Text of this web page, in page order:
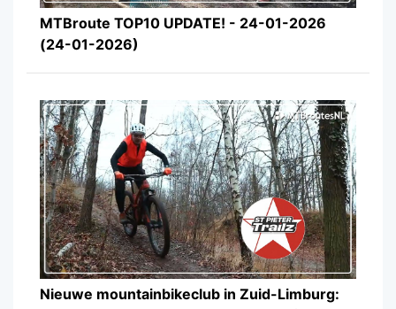
MTBroute TOP10 UPDATE! - 24-01-2026
(24-01-2026)
Nieuwe mountainbikeclub in Zuid-Limburg: